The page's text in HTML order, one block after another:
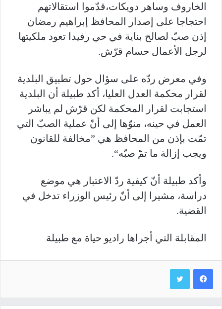
الخاروف وساهر دويكات،قدّموا
استقالاتهم
احتجاجا على إصدار المحافظ إبراهيم رمضان
إذن صبّ لصالح بناية في حي رفيدا تعود ملكيتها
لرجل الأعمال حسام قرّش.
وفي معرض ردّه على سؤال حول تطبيق البلدية
لقرار محكمة العدل العليا، أكد طبيلة أن البلدية
استجابت لقرار المحكمة لكن قرّش لم يباشر
العمل في حينه، منوّها إلى أنّ عملية الصبّ التي
تمّت بإذن من المحافظ هي ”مخالفة للقانون
ويجب إزالة ما تمّ صبّه“
.
وأكد طبيلة أنّ كيفية ردّ الاعتبار هي موضع
دراسة، مشيرا إلى أنّ رئيس الوزراء تدخل في
القضية.
المقابلة التي أجراها راديو حياة مع طبيلة